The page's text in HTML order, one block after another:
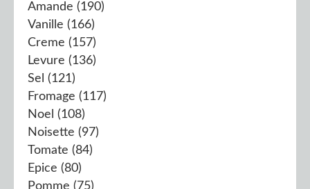
Amande (190)
Vanille (166)
Creme (157)
Levure (136)
Sel (121)
Fromage (117)
Noel (108)
Noisette (97)
Tomate (84)
Epice (80)
Pomme (75)